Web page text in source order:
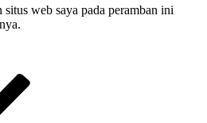
situs web saya pada peramban ini